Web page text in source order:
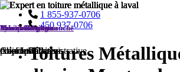
1 855-937-0706
450 937-0706
Toitures
Ariane Courtemanche
Adjointe administrative
François Gratton
co-propriétaire
Sylvain Lepage
co-propriétaire
Martin Baril
Chef Installateur
Mario Gregoire
Chef Installateur
Yanick Boudreau
président